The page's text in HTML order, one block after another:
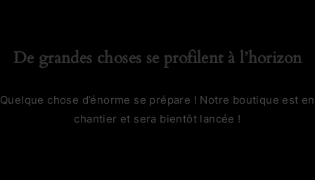
De grandes choses se profilent à l’horizon
Quelque chose d’énorme se prépare ! Notre boutique est en
chantier et sera bientôt lancée !